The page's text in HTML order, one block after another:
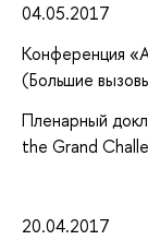
04.05.2017
Конференция
(Большие
Пленарный
the Grand
20.04.2017